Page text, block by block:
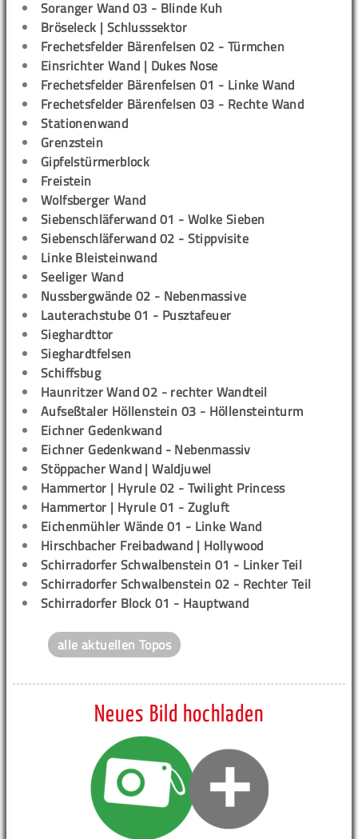
Soranger Wand 03 - Blinde Kuh
Bröseleck | Schlusssektor
Frechetsfelder Bärenfelsen 02 - Türmchen
Einsrichter Wand | Dukes Nose
Frechetsfelder Bärenfelsen 01 - Linke Wand
Frechetsfelder Bärenfelsen 03 - Rechte Wand
Stationenwand
Grenzstein
Gipfelstürmerblock
Freistein
Wolfsberger Wand
Siebenschläferwand 01 - Wolke Sieben
Siebenschläferwand 02 - Stippvisite
Linke Bleisteinwand
Seeliger Wand
Nussbergwände 02 - Nebenmassive
Lauterachstube 01 - Pusztafeuer
Sieghardttor
Sieghardtfelsen
Schiffsbug
Haunritzer Wand 02 - rechter Wandteil
Aufseßtaler Höllenstein 03 - Höllensteinturm
Eichner Gedenkwand
Eichner Gedenkwand - Nebenmassiv
Stöppacher Wand | Waldjuwel
Hammertor | Hyrule 02 - Twilight Princess
Hammertor | Hyrule 01 - Zugluft
Eichenmühler Wände 01 - Linke Wand
Hirschbacher Freibadwand | Hollywood
Schirradorfer Schwalbenstein 01 - Linker Teil
Schirradorfer Schwalbenstein 02 - Rechter Teil
Schirradorfer Block 01 - Hauptwand
alle aktuellen Topos
Neues Bild hochladen